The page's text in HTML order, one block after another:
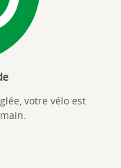
votre vélo est